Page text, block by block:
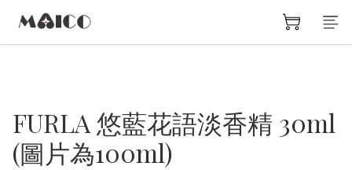
FURLA 悠藍花語淡香精 30ml
(圖片為100ml)